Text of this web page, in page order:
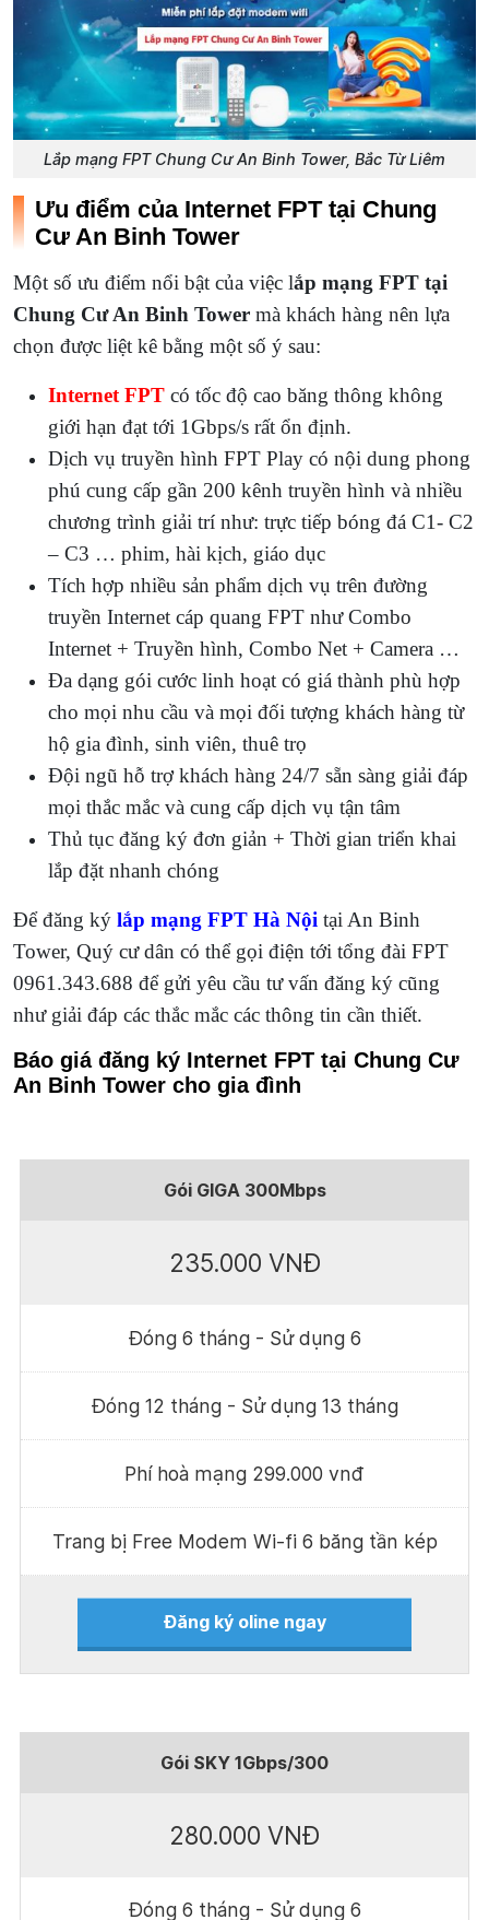
Lắp mạng FPT Chung Cư An Binh Tower, Bắc Từ Liêm
Ưu điểm của Internet FPT tại Chung
Cư An Binh Tower
Một số ưu điểm nổi bật của việc lắp mạng FPT tại
Chung Cư An Binh Tower mà khách hàng nên lựa
chọn được liệt kê bằng một số ý sau:
Internet FPT có tốc độ cao băng thông không
giới hạn đạt tới 1Gbps/s rất ổn định.
Dịch vụ truyền hình FPT Play có nội dung phong
phú cung cấp gần 200 kênh truyền hình và nhiều
chương trình giải trí như: trực tiếp bóng đá C1- C2
– C3 … phim, hài kịch, giáo dục
Tích hợp nhiều sản phẩm dịch vụ trên đường
truyền Internet cáp quang FPT như Combo
Internet + Truyền hình, Combo Net + Camera …
Đa dạng gói cước linh hoạt có giá thành phù hợp
cho mọi nhu cầu và mọi đối tượng khách hàng từ
hộ gia đình, sinh viên, thuê trọ
Đội ngũ hỗ trợ khách hàng 24/7 sẵn sàng giải đáp
mọi thắc mắc và cung cấp dịch vụ tận tâm
Thủ tục đăng ký đơn giản + Thời gian triển khai
lắp đặt nhanh chóng
Để đăng ký lắp mạng FPT Hà Nội tại An Binh
Tower, Quý cư dân có thể gọi điện tới tổng đài FPT
0961.343.688 để gửi yêu cầu tư vấn đăng ký cũng
như giải đáp các thắc mắc các thông tin cần thiết.
Báo giá đăng ký Internet FPT tại Chung Cư
An Binh Tower cho gia đình
Gói GIGA 300Mbps
235.000 VNĐ
Đóng 6 tháng - Sử dụng 6
Đóng 12 tháng - Sử dụng 13 tháng
Phí hoà mạng 299.000 vnđ
Trang bị Free Modem Wi-fi 6 băng tần kép
Đăng ký oline ngay
Gói SKY 1Gbps/300
280.000 VNĐ
Đóng 6 tháng - Sử dụng 6